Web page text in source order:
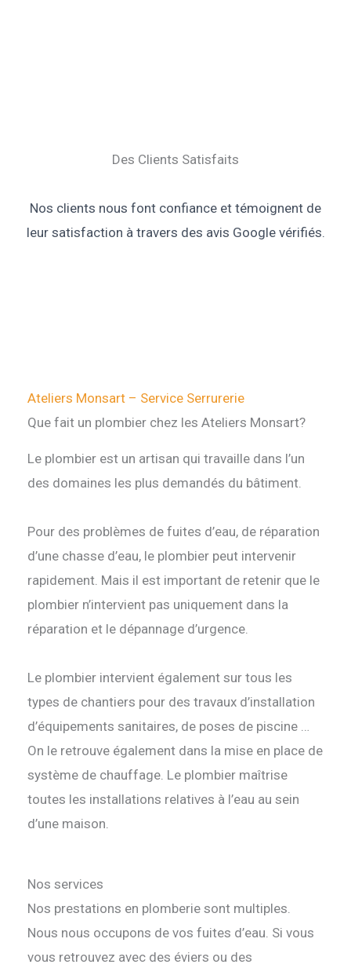
Des Clients Satisfaits
Nos clients nous font confiance et témoignent de
leur satisfaction à travers des avis Google vérifiés.
Ateliers Monsart – Service Serrurerie
Que fait un plombier chez les Ateliers Monsart?
Le plombier est un artisan qui travaille dans l’un
des domaines les plus demandés du bâtiment.
Pour des problèmes de fuites d’eau, de réparation
d’une chasse d’eau, le plombier peut intervenir
rapidement. Mais il est important de retenir que le
plombier n’intervient pas uniquement dans la
réparation et le dépannage d’urgence.
Le plombier intervient également sur tous les
types de chantiers pour des travaux d’installation
d’équipements sanitaires, de poses de piscine …
On le retrouve également dans la mise en place de
système de chauffage. Le plombier maîtrise
toutes les installations relatives à l’eau au sein
d’une maison.
Nos services
Nos prestations en plomberie sont multiples.
Nous nous occupons de vos fuites d’eau. Si vous
vous retrouvez avec des éviers ou des